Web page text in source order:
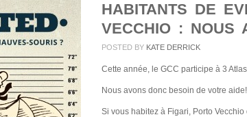
HABITANTS DE
VECCHIO : NOUS
POSTED BY KATE DERRICK
Cette année, le GCC participe à 3
Nous avons donc besoin de votre aide!
Si vous habitez à Figari, Porto